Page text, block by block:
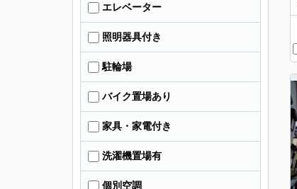
エレベーター
照明器具付き
駐輪場
バイク置場あり
家具・家電付き
洗濯機置場有
個別空調